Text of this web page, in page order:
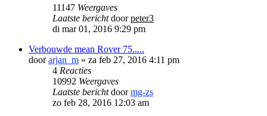
11147 Weergaves
Laatste berichtdoorpeter3
di mar 01, 2016 9:29 pm
Verbouwde mean Rover 75.....
doorarjan_m » za feb 27, 2016 4:11 pm
4 Reacties
10992 Weergaves
Laatste berichtdoormg-zs
zo feb 28, 2016 12:03 am